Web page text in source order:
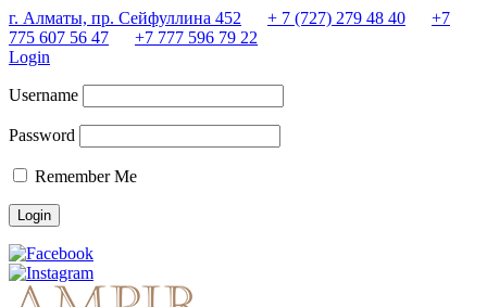
г. Алматы, пр. Сейфуллина 452 + 7 (727) 279 48 40
+7
775 607 56 47
+7 777 596 79 22
Login
Username
Password
Remember Me